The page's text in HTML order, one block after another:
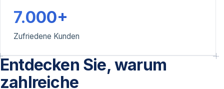
7.000+
Zufriedene Kunden
Entdecken Sie, warum
zahlreiche